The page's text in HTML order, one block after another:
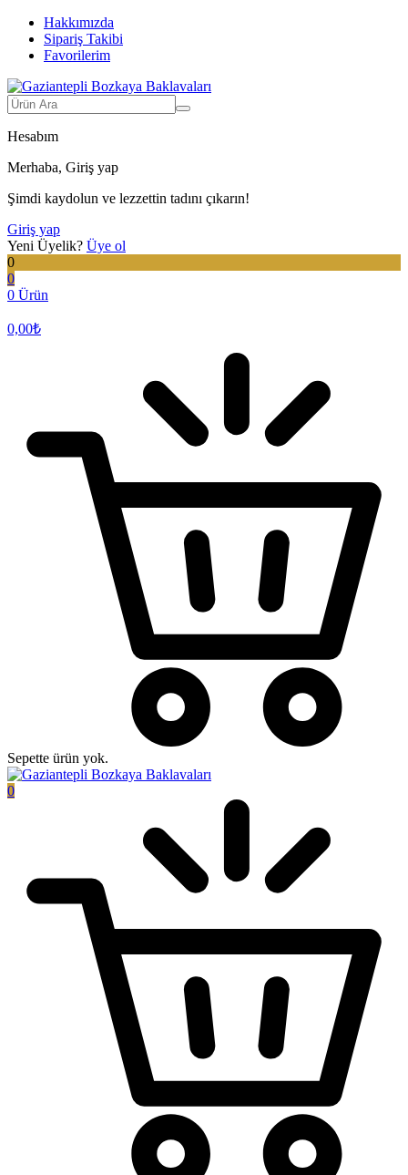
Hakkımızda
Sipariş Takibi
Favorilerim
Hesabım
Merhaba, Giriş yap
Şimdi kaydolun ve lezzettin tadını çıkarın!
Giriş yap
Yeni Üyelik? Üye ol
0
0
0 Ürün
0,00₺
Sepette ürün yok.
0